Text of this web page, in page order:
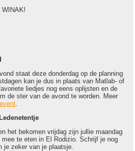
WINAK!
staat deze donderdag op de planning
kan je dus in plaats van Matlab- of
liedjes nog eens oplijsten en de
de ster van de avond te worden. Meer
.
het bekomen vrijdag zijn jullie maandag
te eten in El Rodizio. Schrijf je nog
je zeker van je plaatsje.